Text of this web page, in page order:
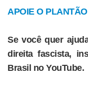
APOIE O
Se você quer
direita fascista,
Brasil no YouTube.